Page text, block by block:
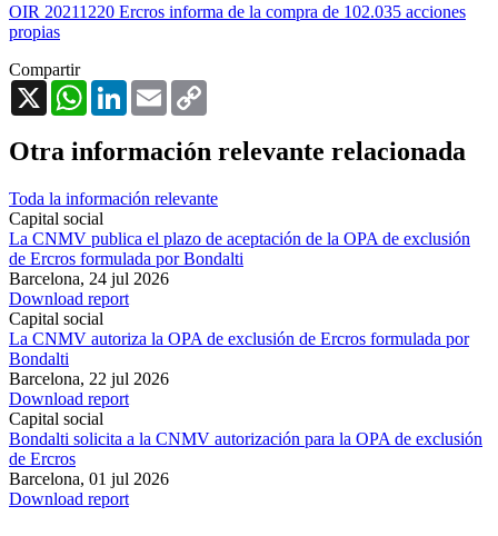
OIR 20211220 Ercros informa de la compra de 102.035 acciones
propias
Compartir
X
WhatsAppLinkedInEmail
Otra información relevante relacionada
Toda la información relevante
Capital social
La CNMV publica el plazo de aceptación de la OPA de exclusión
de Ercros formulada por Bondalti
Barcelona, 24 jul 2026
Download report
Capital social
La CNMV autoriza la OPA de exclusión de Ercros formulada por
Bondalti
Barcelona, 22 jul 2026
Download report
Capital social
Bondalti solicita a la CNMV autorización para la OPA de exclusión
de Ercros
Barcelona, 01 jul 2026
Download report